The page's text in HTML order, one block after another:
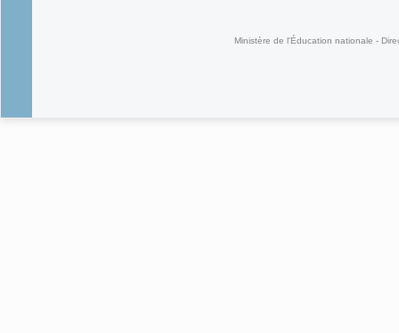
Ministère de l'Éducation nationale -